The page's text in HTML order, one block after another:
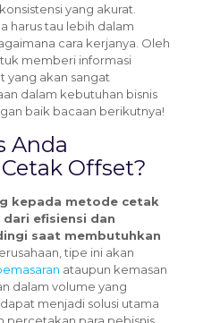
yang akurat.
harus tau lebih dalam
cara kerjanya. Oleh
memberi informasi
yang akan sangat
dalam kebutuhan bisnis
baik bacaan berikutnya!
Anda
Offset?
kepada metode cetak
efisiensi dan
saat membutuhkan
tipe ini akan
ataupun kemasan
dalam volume yang
menjadi solusi utama
para pebisnis.